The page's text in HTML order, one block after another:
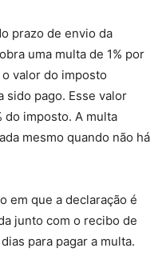
prazo de envio da
uma multa de 1% por
valor do imposto
sido pago. Esse valor
do imposto. A multa
mesmo quando não há
em que a declaração é
junto com o recibo de
para pagar a multa.